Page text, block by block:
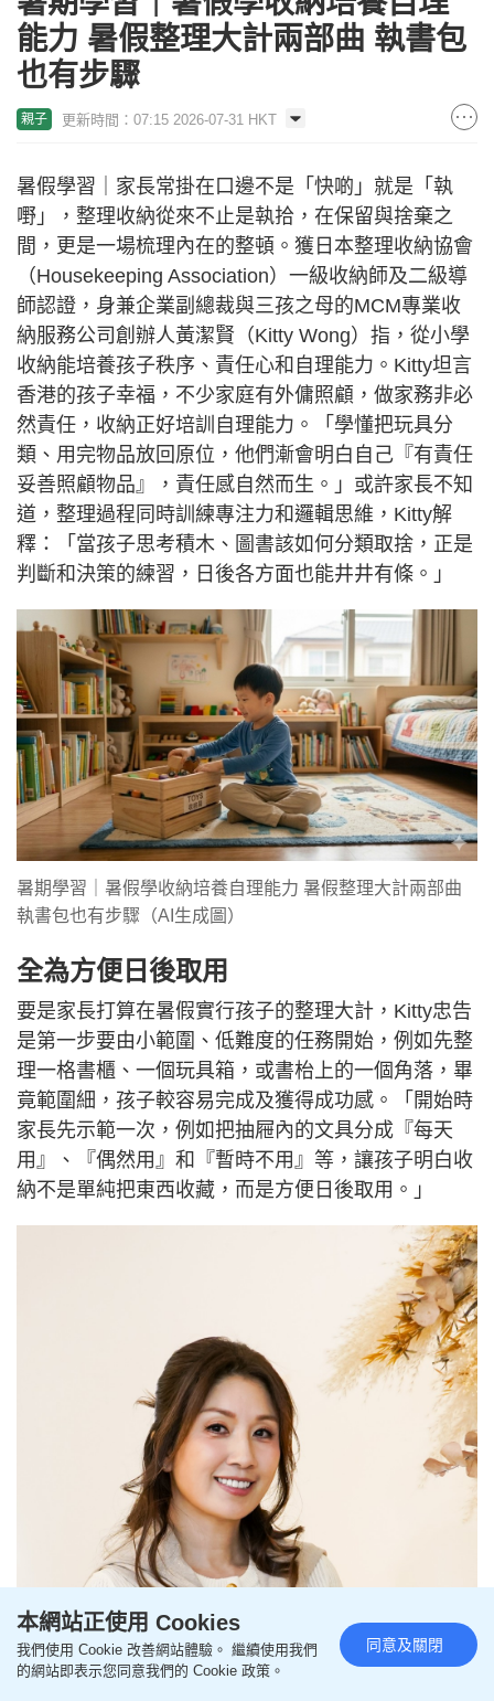
能力 暑假整理大計兩部曲 執書包
也有步驟
親子 更新時間：07:15 2026-07-31 HKT
暑假學習｜家長常掛在口邊不是「快啲」就是「執
嘢」，整理收納從來不止是執拾，在保留與捨棄之
間，更是一場梳理內在的整頓。獲日本整理收納協會
（Housekeeping Association）一級收納師及二級導
師認證，身兼企業副總裁與三孩之母的MCM專業收
納服務公司創辦人黃潔賢（Kitty Wong）指，從小學
收納能培養孩子秩序、責任心和自理能力。Kitty坦言
香港的孩子幸福，不少家庭有外傭照顧，做家務非必
然責任，收納正好培訓自理能力。「學懂把玩具分
類、用完物品放回原位，他們漸會明白自己『有責任
妥善照顧物品』，責任感自然而生。」或許家長不知
道，整理過程同時訓練專注力和邏輯思維，Kitty解
釋：「當孩子思考積木、圖書該如何分類取捨，正是
判斷和決策的練習，日後各方面也能井井有條。」
暑期學習｜暑假學收納培養自理能力 暑假整理大計兩部曲
執書包也有步驟（AI生成圖）
全為方便日後取用
要是家長打算在暑假實行孩子的整理大計，Kitty忠告
是第一步要由小範圍、低難度的任務開始，例如先整
理一格書櫃、一個玩具箱，或書枱上的一個角落，畢
竟範圍細，孩子較容易完成及獲得成功感。「開始時
家長先示範一次，例如把抽屜內的文具分成『每天
用』、『偶然用』和『暫時不用』等，讓孩子明白收
納不是單純把東西收藏，而是方便日後取用。」
本網站正使用 Cookies
我們使用 Cookie 改善網站體驗。 繼續使用我們
的網站即表示您同意我們的 Cookie 政策。
同意及關閉